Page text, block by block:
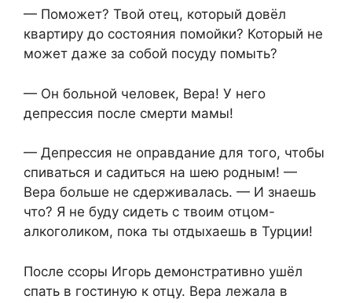
— Поможет? Твой отец, который довёл
квартиру до состояния помойки? Который не
может даже за собой посуду помыть?
— Он больной человек, Вера! У него
депрессия после смерти мамы!
— Депрессия не оправдание для того, чтобы
спиваться и садиться на шею родным! —
Вера больше не сдерживалась. — И знаешь
что? Я не буду сидеть с твоим отцом-
алкоголиком, пока ты отдыхаешь в Турции!
После ссоры Игорь демонстративно ушёл
спать в гостиную к отцу. Вера лежала в